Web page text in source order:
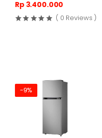
Rp 3.400.000
( 0 Reviews )
-9%